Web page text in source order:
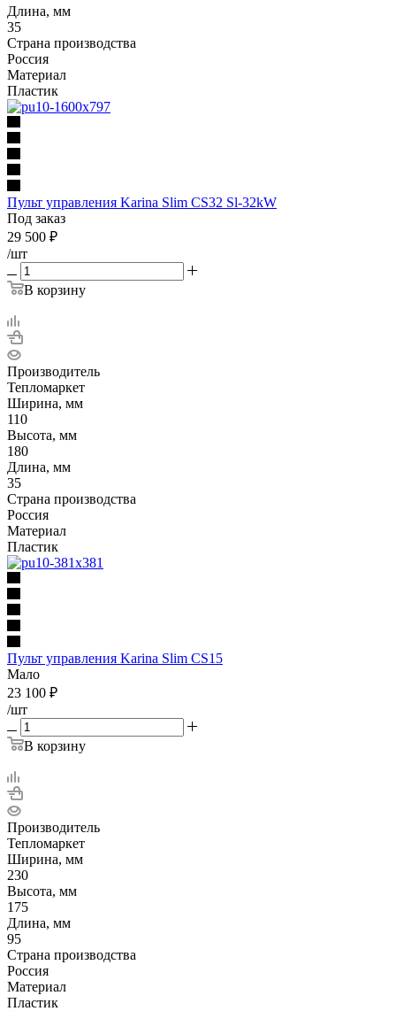
Длина, мм
35
Страна производства
Россия
Материал
Пластик
Пульт управления Karina Slim CS32 Sl-32kW
Под заказ
29 500 ₽
/шт
В корзину
Производитель
Тепломаркет
Ширина, мм
110
Высота, мм
180
Длина, мм
35
Страна производства
Россия
Материал
Пластик
Пульт управления Karina Slim CS15
Мало
23 100 ₽
/шт
В корзину
Производитель
Тепломаркет
Ширина, мм
230
Высота, мм
175
Длина, мм
95
Страна производства
Россия
Материал
Пластик